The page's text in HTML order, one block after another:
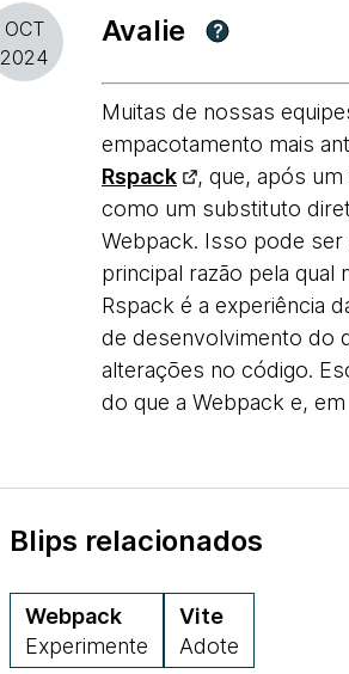
OCT
2024
Avalie ?
Muitas de nossas
empacotamento mais
Rspack
, que, após
como um substituto
Webpack. Isso pode ser
principal razão pela
Rspack é a experiência
de desenvolvimento do
alterações no código.
do que a Webpack e,
Blips relacionados
Webpack
Experimente
Vite
Adote